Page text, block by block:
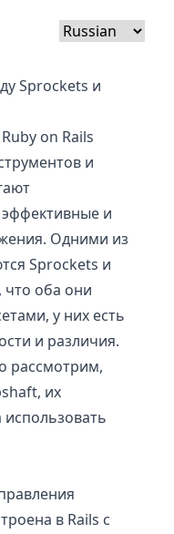
Sprockets и
on Rails
и
и
Одними из
Sprockets и
что оба они
у них есть
и различия.
рассмотрим,
их
в Rails с